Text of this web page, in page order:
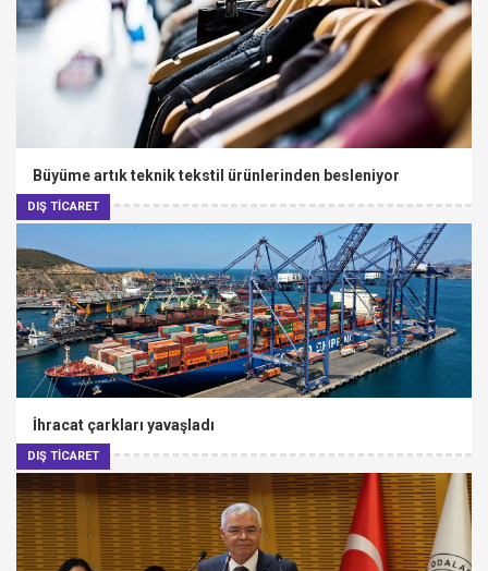
DIŞ TİCARET
Büyüme artık teknik tekstil ürünlerinden besleniyor
DIŞ TİCARET
İhracat çarkları yavaşladı